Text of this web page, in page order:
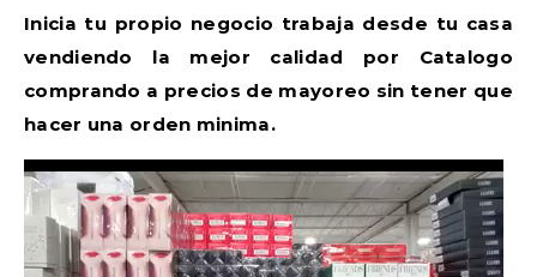
Inicia tu propio negocio trabaja desde tu casa
vendiendo la mejor calidad por Catalogo
comprando a precios de mayoreo sin tener que
hacer una orden minima.